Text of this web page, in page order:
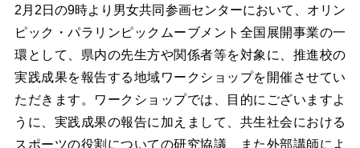
2 月2日の9時より男女共同参画センターにおいて、オリン
ピック・パラリンピックムーブメント全国展開事業の一
環として、県内の先生方や関係者等を対象に、推進校の
実践成果を報告する地域ワークショップを開催させてい
ただきます。ワークショップでは、目的にございますよ
うに、実践成果の報告に加えまして、共生社会における
スポーツの役割についての研究協議、また外部講師によ